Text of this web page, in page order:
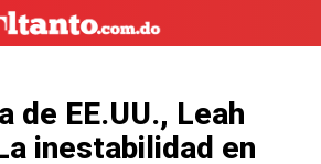
de EE.UU., Leah
inestabilidad en